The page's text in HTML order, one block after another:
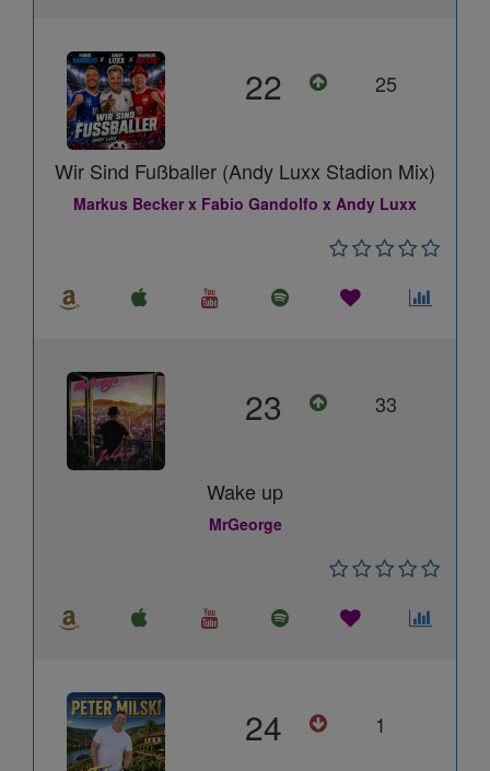
22 25
Wir Sind Fußballer (Andy Luxx Stadion Mix)
Markus Becker x Fabio Gandolfo x Andy Luxx
23 33
Wake up
MrGeorge
24 1